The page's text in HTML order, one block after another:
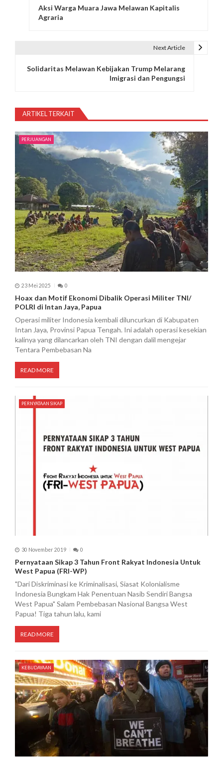
i
p
s
Aksi Warga Muara Jawa Melawan Kapitalis
Agraria
Next Article
Solidaritas Melawan Kebijakan Trump Melarang
Imigrasi dan Pengungsi
ARTIKEL TERKAIT
PERJUANGAN
23 Mei 2025 0
Hoax dan Motif Ekonomi Dibalik Operasi Militer TNI/
POLRI di Intan Jaya, Papua
Operasi militer Indonesia kembali diluncurkan di Kabupaten
Intan Jaya, Provinsi Papua Tengah. Ini adalah operasi kesekian
kalinya yang dilancarkan oleh TNI dengan dalil mengejar
Tentara Pembebasan Na
READ MORE
PERNYATAAN SIKAP
30 November 2019 0
Pernyataan Sikap 3 Tahun Front Rakyat Indonesia Untuk
West Papua (FRI-WP)
"Dari Diskriminasi ke Kriminalisasi, Siasat Kolonialisme
Indonesia Bungkam Hak Penentuan Nasib Sendiri Bangsa
West Papua" Salam Pembebasan Nasional Bangsa West
Papua! Tiga tahun lalu, kami
READ MORE
KEBUDAYAAN